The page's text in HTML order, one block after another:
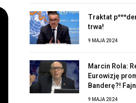
Traktat
trwa!
9 MAJA 2024
Marcin Rola:
Eurowizję
Banderę?!
9 MAJA 2024